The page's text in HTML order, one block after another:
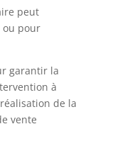
peut
ou pour
garantir la
à
de la
vente